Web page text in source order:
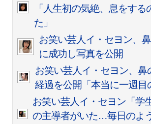
「人生初の気絶、息をする
た」
お笑い芸人イ・セヨン、
に成功し写真を公開
お笑い芸人イ・セヨン、鼻
経過を公開「本当に一週目
お笑い芸人イ・セヨン「学
の主導者がいた…毎日のよ